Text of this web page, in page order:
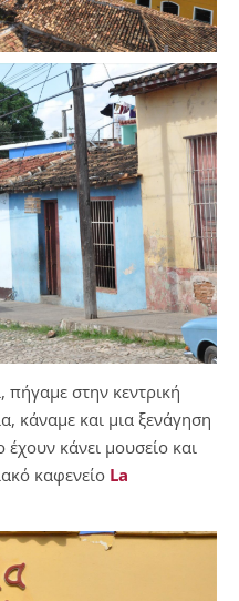
πήγαμε στην κεντρική
κάναμε και μια ξενάγηση
κάνει μουσείο και
καφενείο La